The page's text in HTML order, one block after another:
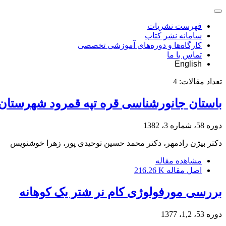
فهرست نشریات
سامانه نشر کتاب
کارگاه‌ها و دوره‌های آموزشی تخصصی
تماس با ما
English
تعداد مقالات: 4
باستان جانورشناسی قره تپه قمرود
دوره 58، شماره 3، 1382
دکتر بیژن رادمهر، دکتر محمد حسین توحیدی پور، زهرا خوشنویس
مشاهده مقاله
اصل مقاله 216.26 K
بررسی مورفولوژی کام نر شتر یک کوهانه
دوره 53، 1,2، 1377